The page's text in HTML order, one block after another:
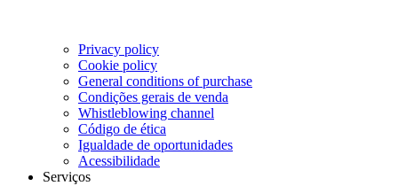
Privacy policy
Cookie policy
General conditions of purchase
Condições gerais de venda
Whistleblowing channel
Código de ética
Igualdade de oportunidades
Acessibilidade
Serviços